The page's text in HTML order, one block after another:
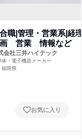
職|管理・営業系|
営業 情報など
会社三井ハイテック
体・電子機器メーカー
福岡県
お気に入り